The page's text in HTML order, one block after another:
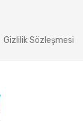
Gizlilik Sözleşmesi